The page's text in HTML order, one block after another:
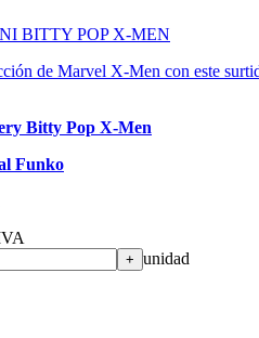
BITTY POP X-MEN
de Marvel X-Men con este
Bitty Pop X-Men
Funko
+ unidad